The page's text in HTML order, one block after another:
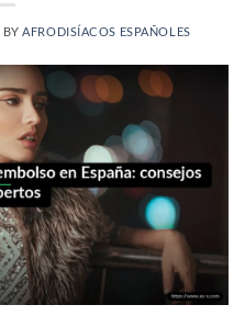
BYAFRODISÍACOS ESPAÑOLES